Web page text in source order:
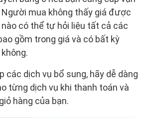
Người mua không thấy giá được
có thể tự hỏi liệu tất cả các
gồm trong giá và có bất kỳ
các dịch vụ bổ sung, hãy dễ dàng
từng dịch vụ khi thanh toán và
hàng của bạn.